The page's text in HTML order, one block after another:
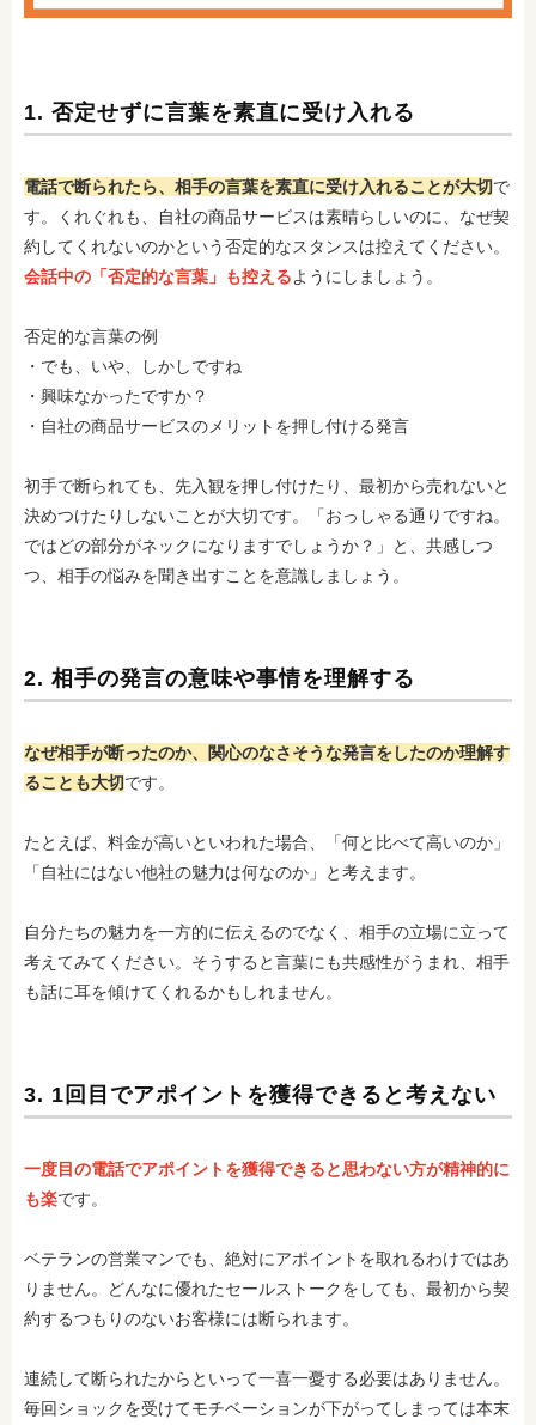
1. 否定せずに言葉を素直に受け入れる
電話で断られたら、相手の言葉を素直に受け入れることが大切で
す。くれぐれも、自社の商品サービスは素晴らしいのに、なぜ契
約してくれないのかという否定的なスタンスは控えてください。
会話中の「否定的な言葉」も控えるようにしましょう。
否定的な言葉の例
・でも、いや、しかしですね
・興味なかったですか？
・自社の商品サービスのメリットを押し付ける発言
初手で断られても、先入観を押し付けたり、最初から売れないと
決めつけたりしないことが大切です。「おっしゃる通りですね。
ではどの部分がネックになりますでしょうか？」と、共感しつ
つ、相手の悩みを聞き出すことを意識しましょう。
2. 相手の発言の意味や事情を理解する
なぜ相手が断ったのか、関心のなさそうな発言をしたのか理解す
ることも大切です。
たとえば、料金が高いといわれた場合、「何と比べて高いのか」
「自社にはない他社の魅力は何なのか」と考えます。
自分たちの魅力を一方的に伝えるのでなく、相手の立場に立って
考えてみてください。そうすると言葉にも共感性がうまれ、相手
も話に耳を傾けてくれるかもしれません。
3. 1回目でアポイントを獲得できると考えない
一度目の電話でアポイントを獲得できると思わない方が精神的に
も楽です。
ベテランの営業マンでも、絶対にアポイントを取れるわけではあ
りません。どんなに優れたセールストークをしても、最初から契
約するつもりのないお客様には断られます。
連続して断られたからといって一喜一憂する必要はありません。
毎回ショックを受けてモチベーションが下がってしまっては本末